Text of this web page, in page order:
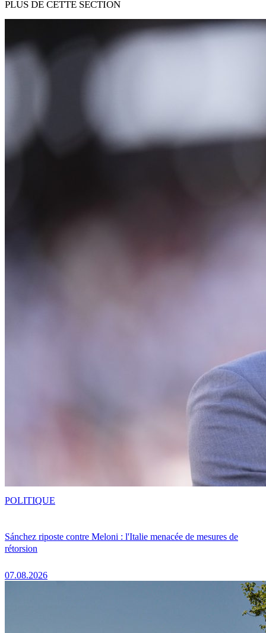
PLUS DE CETTE SECTION
Sánchez riposte contre Meloni : l'Italie menacée de mesures de
rétorsion
07.08.2026
POLITIQUE